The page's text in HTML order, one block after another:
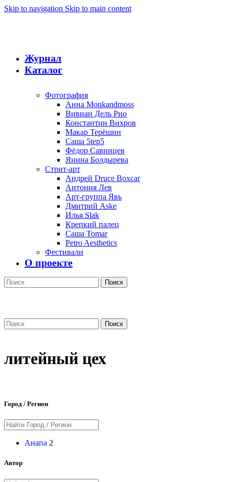
Skip to navigation Skip to main content
Журнал
Каталог
Фотография
Анна Monkandmoss
Вивиан Дель Рио
Константин Вихров
Макар Терёшин
Саша 5tep5
Фёдор Савинцев
Янина Болдырева
Стрит-арт
Андрей Druce Boxcar
Антония Лев
Арт-группа Явь
Дмитрий Aske
Илья Slak
Крепкий палец
Саша Tomar
Petro Aesthetics
Фестивали
О проекте
Поиск
Поиск
литейный цех
Город / Регион
Анапа 2
Автор